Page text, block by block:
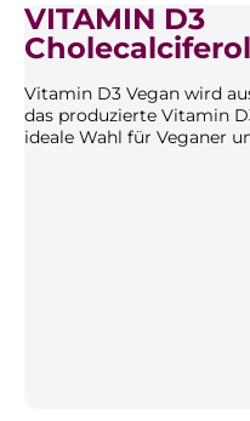
VITAMIN D3
Vitamin D3 Vegan wird
das produzierte Vitamin
ideale Wahl für Veganer